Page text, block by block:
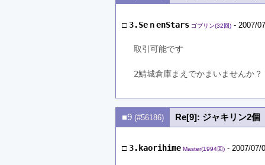
□3.SeｎenStars ゴブリン(32回) - 2007/
取引可能です
2鯖城倉庫まえでかまいませんか？
■9 (#56186) Re[9]: ジャキリン2個
□3.kaorihime Master(1994回) - 2007/07/